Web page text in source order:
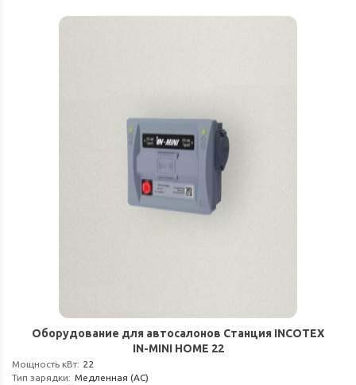
Оборудование для автосалонов Станция INCOTEX
IN-MINI HOME 22
Мощность кВт: 22
Тип зарядки: Медленная (АС)